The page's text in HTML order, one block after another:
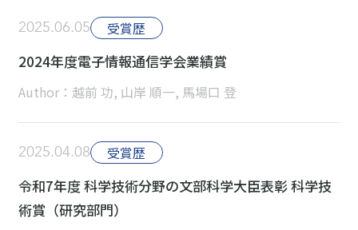
2025.06.05 受賞歴
2024年度電子情報通信学会業績賞
Author：越前 功, 山岸 順一, 馬場口 登
2025.04.08 受賞歴
令和7年度 科学技術分野の文部科学大臣表彰 科学技
術賞（研究部門）